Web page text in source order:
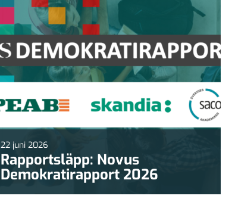
22 juni 2026
Rapportsläpp: Novus
Demokratirapport 2026